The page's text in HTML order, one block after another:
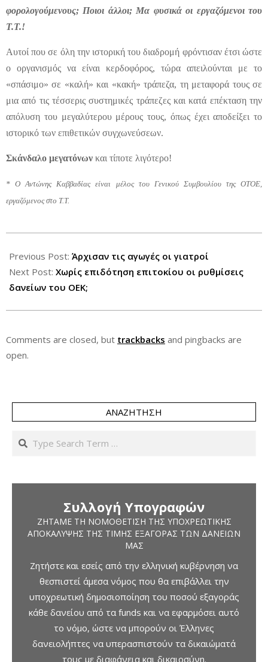
φορολογούμενους; Ποιοι άλλοι; Μα φυσικά οι εργαζόμενοι του
Τ.Τ.!
Αυτοί που σε όλη την ιστορική του διαδρομή φρόντισαν έτσι ώστε
ο οργανισμός να είναι κερδοφόρος, τώρα απειλούνται με το
«σπάσιμο» σε «καλή» και «κακή» τράπεζα, τη μεταφορά τους σε
μια από τις τέσσερις συστημικές τράπεζες και κατά επέκταση την
απόλυση του μεγαλύτερου μέρους τους, όπως έχει αποδείξει το
ιστορικό των επιθετικών συγχωνεύσεων.
Σκάνδαλο μεγατόνων και τίποτε λιγότερο!
* Ο Αντώνης Καββαδίας είναι μέλος του Γενικού Συμβουλίου της ΟΤΟΕ,
εργαζόμενος στο Τ.Τ.
07-
21
Previous Post: Άρχισαν τις αγωγές οι γιατροί
Next Post: Χωρίς επιδότηση επιτοκίου οι ρυθμίσεις
δανείων του ΟΕΚ;
Comments are closed, but trackbacks and pingbacks are
open.
ΑΝΑΖΉΤΗΣΗ
Search
Συλλογή Υπογραφών
ΖΗΤΆΜΕ ΤΗ ΝΟΜΟΘΈΤΙΣΗ ΤΗΣ ΥΠΟΧΡΕΩΤΙΚΉΣ
ΑΠΟΚΆΛΥΨΗΣ ΤΗΣ ΤΙΜΉΣ ΕΞΑΓΟΡΆΣ ΤΩΝ ΔΑΝΕΊΩΝ
ΜΑΣ
Ζητήστε και εσείς από την ελληνική κυβέρνηση να
θεσπιστεί άμεσα νόμος που θα επιβάλλει την
υποχρεωτική δημοσιοποίηση του ποσού εξαγοράς
κάθε δανείου από τα funds και να εφαρμόσει αυτό
το νόμο, ώστε να μπορούν οι Έλληνες
δανειολήπτες να υπερασπιστούν τα δικαιώματά
τους με διαφάνεια και δικαιοσύνη.